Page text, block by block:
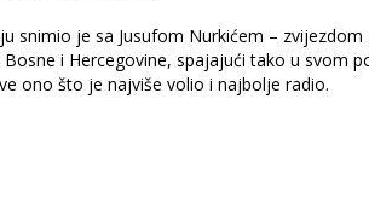
snimio je sa Jusufom Nurkićem – zvijezdom
i Hercegovine, spajajući tako u svom
ono što je najviše volio i najbolje radio.